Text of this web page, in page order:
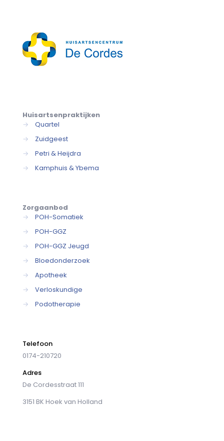
Huisartsenpraktijken
→
Quartel
→
Zuidgeest
→
Petri & Heijdra
→
Kamphuis & Ybema
Zorgaanbod
→
POH-Somatiek
→
POH-GGZ
→
POH-GGZ Jeugd
→
Bloedonderzoek
→
Apotheek
→
Verloskundige
→
Podotherapie
Telefoon
0174-210720
Adres
De Cordesstraat 111
3151 BK Hoek van Holland